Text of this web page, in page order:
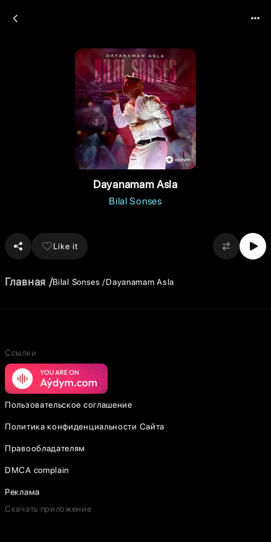
Dayanamam Asla
Bilal Sonses
Like it
Главная Bilal Sonses Dayanamam Asla
Ссылки
Пользовательское соглашение
Политика конфиденциальности Сайта
Правообладателям
DMCA complain
Реклама
Скачать приложение